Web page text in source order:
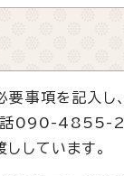
事項を記入
090-4855-
しています。